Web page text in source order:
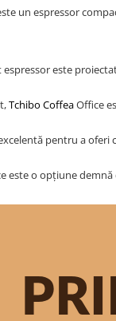
un espressor
espressor este
Tchibo CoffeaOffice
pentru a oferi
este o opțiune demnă